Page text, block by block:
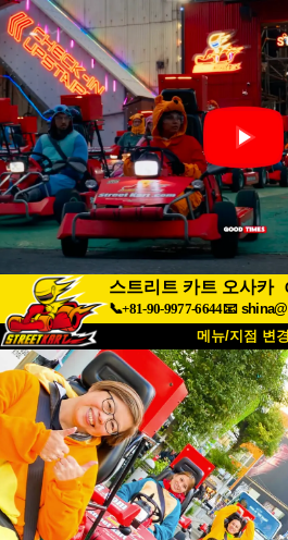
스트리트 카트 오사카
📞+81-90-9977-6644📧
메뉴/지점 변경
최상단
소개 사양
접근성 고객 리뷰
회사 정보
지점 변경